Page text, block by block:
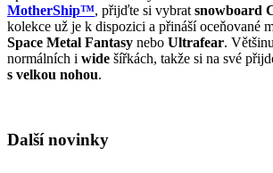
MotherShip™, přijďte si vybrat snowboard
kolekce už je k dispozici a přináší oceňované
Space Metal Fantasy nebo Ultrafear.
normálních i wide šířkách, takže si na své
s velkou nohou.
Další novinky